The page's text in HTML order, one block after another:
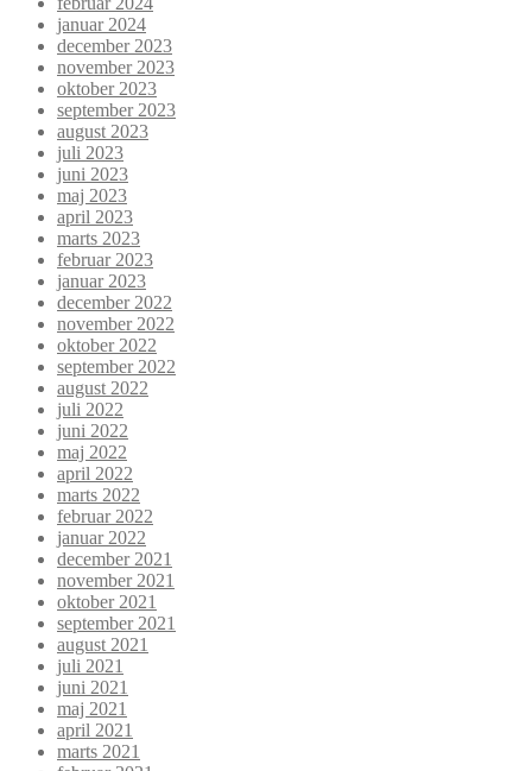
januar 2024
december 2023
november 2023
oktober 2023
september 2023
august 2023
juli 2023
juni 2023
maj 2023
april 2023
marts 2023
februar 2023
januar 2023
december 2022
november 2022
oktober 2022
september 2022
august 2022
juli 2022
juni 2022
maj 2022
april 2022
marts 2022
februar 2022
januar 2022
december 2021
november 2021
oktober 2021
september 2021
august 2021
juli 2021
juni 2021
maj 2021
april 2021
marts 2021